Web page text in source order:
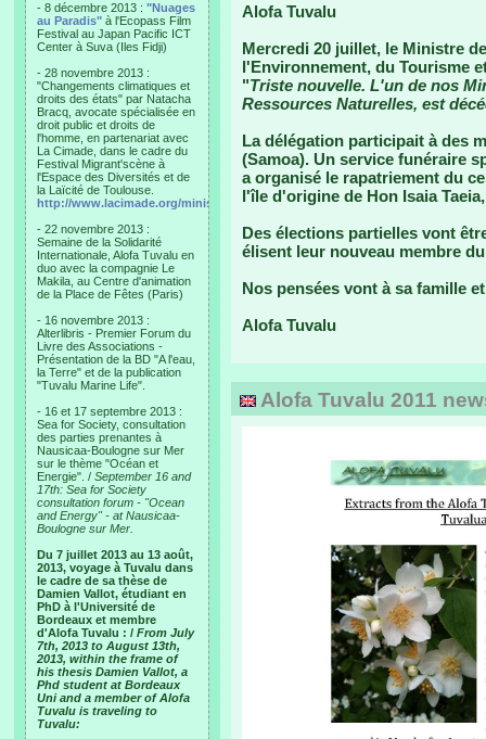
- 8 décembre 2013 : "Nuages
au Paradis" à l'Ecopass Film
Festival au Japan Pacific ICT
Center à Suva (Iles Fidji)
- 28 novembre 2013 :
"Changements climatiques et
droits des états" par Natacha
Bracq, avocate spécialisée en
droit public et droits de
l'homme, en partenariat avec
La Cimade, dans le cadre du
Festival Migrant'scène à
l'Espace des Diversités et de
la Laïcité de Toulouse.
http://www.lacimade.org/minisites/migrantscene
- 22 novembre 2013 :
Semaine de la Solidarité
Internationale, Alofa Tuvalu en
duo avec la compagnie Le
Makila, au Centre d'animation
de la Place de Fêtes (Paris)
- 16 novembre 2013 :
Alterlibris - Premier Forum du
Livre des Associations -
Présentation de la BD "A l'eau,
la Terre" et de la publication
"Tuvalu Marine Life".
- 16 et 17 septembre 2013 :
Sea for Society, consultation
des parties prenantes à
Nausicaa-Boulogne sur Mer
sur le thème "Océan et
Energie". / September 16 and
17th: Sea for Society
consultation forum - "Ocean
and Energy" - at Nausicaa-
Boulogne sur Mer.
Du 7 juillet 2013 au 13 août,
2013, voyage à Tuvalu dans
le cadre de sa thèse de
Damien Vallot, étudiant en
PhD à l'Université de
Bordeaux et membre
d'Alofa Tuvalu : / From July
7th, 2013 to August 13th,
2013, within the frame of
his thesis Damien Vallot, a
Phd student at Bordeaux
Uni and a member of Alofa
Tuvalu is traveling to
Tuvalu:
Alofa Tuvalu
Mercredi 20 juillet, le Ministre
l'Environnement, du Tourisme
"Triste nouvelle. L'un de nos
Ressources Naturelles, est
La délégation participait à des
(Samoa). Un service funéraire
a organisé le rapatriement du
l'île d'origine de Hon Isaia
Des élections partielles vont
élisent leur nouveau membre
Nos pensées vont à sa famille
Alofa Tuvalu
Alofa Tuvalu 2011